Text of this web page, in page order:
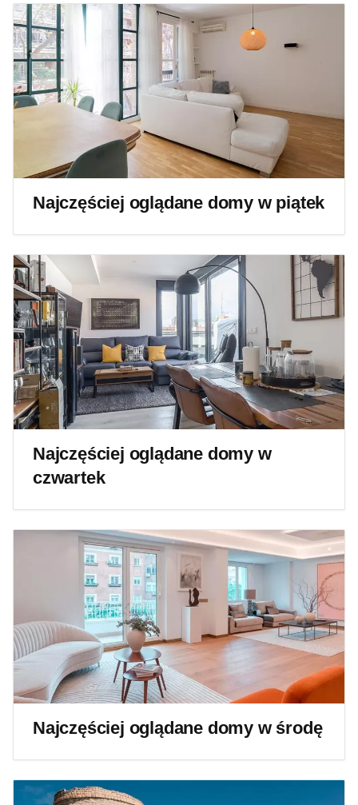
Najczęściej oglądane domy w piątek
Najczęściej oglądane domy w
czwartek
Najczęściej oglądane domy w środę